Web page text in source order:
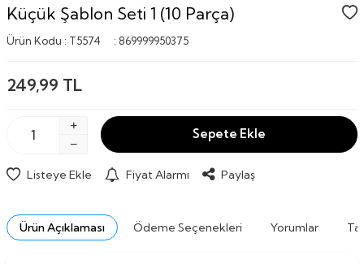
Küçük Şablon Seti 1 (10 Parça)
Ürün Kodu : T5574 : 869999950375
249,99 TL
Sepete Ekle
Listeye Ekle Fiyat Alarmı Paylaş
Ürün Açıklaması Ödeme Seçenekleri Yorumlar